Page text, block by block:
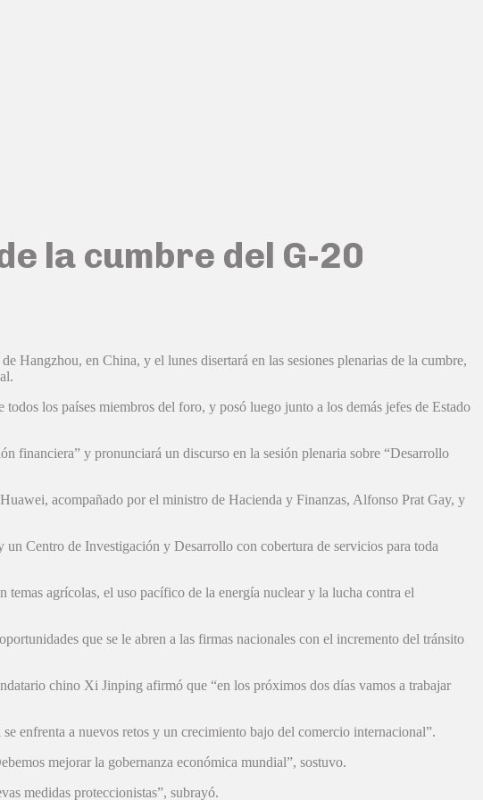
la cumbre del G-20
Hangzhou, en China, y el lunes disertará en las sesiones plenarias de la cumbre,
los países miembros del foro, y posó luego junto a los demás jefes de Estado
financiera” y pronunciará un discurso en la sesión plenaria sobre “Desarrollo
acompañado por el ministro de Hacienda y Finanzas, Alfonso Prat Gay, y
Centro de Investigación y Desarrollo con cobertura de servicios para toda
agrícolas, el uso pacífico de la energía nuclear y la lucha contra el
que se le abren a las firmas nacionales con el incremento del tránsito
chino Xi Jinping afirmó que “en los próximos dos días vamos a trabajar
enfrenta a nuevos retos y un crecimiento bajo del comercio internacional”.
mejorar la gobernanza económica mundial”, sostuvo.
medidas proteccionistas”, subrayó.